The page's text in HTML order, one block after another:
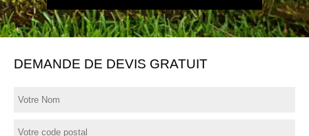
DEMANDE DE DEVIS GRATUIT